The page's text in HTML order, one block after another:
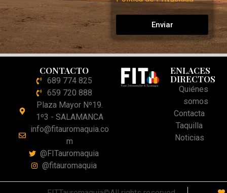
Enviar
CONTACTO
689 774 825
659 720 888
Plaza Mayor Nº19.
1º3 - SALAMANCA
info@fitauromaquia.co
m
@FITauromaquia
@fitauromaquia
ENLACES
DIRECTOS
Quiénes
somos
Contacta
Taquilla
Noticias